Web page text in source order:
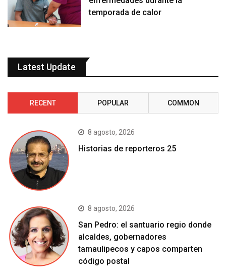
temporada de calor
Latest Update
RECENT POPULAR COMMON
8 agosto, 2026
Historias de reporteros 25
8 agosto, 2026
San Pedro: el santuario regio donde
alcaldes, gobernadores
tamaulipecos y capos comparten
código postal